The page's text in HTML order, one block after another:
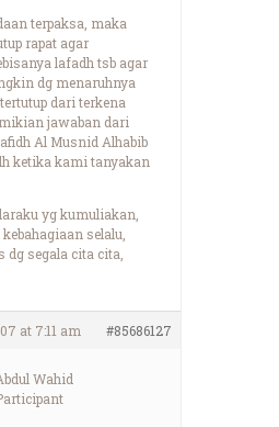
terpaksa, maka
rapat agar
lafadh tsb agar
dg menaruhnya
dari terkena
jawaban dari
Al Musnid Alhabib
ketika kami tanyakan
yg kumuliakan,
selalu,
dg segala cita cita,
at 7:11 am #85686127
Wahid